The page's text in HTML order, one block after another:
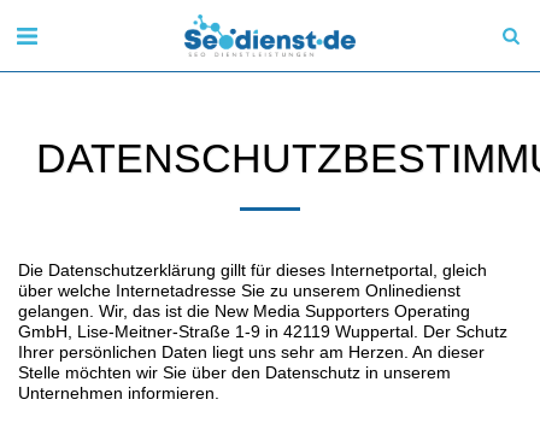
Die Datenschutzerklärung gillt für dieses Internetportal, gleich
über welche Internetadresse Sie zu unserem Onlinedienst
gelangen. Wir, das ist die New Media Supporters Operating
GmbH, Lise-Meitner-Straße 1-9 in 42119 Wuppertal. Der Schutz
Ihrer persönlichen Daten liegt uns sehr am Herzen. An dieser
Stelle möchten wir Sie über den Datenschutz in unserem
Unternehmen informieren.